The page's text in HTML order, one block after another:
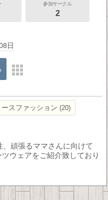
参加サークル
2
日
ースファッション 20
頑張るママさんに向けて
ウェアをご紹介致しており